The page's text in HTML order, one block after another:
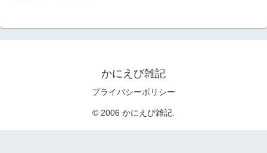
かにえび雑記
プライバシーポリシー
© 2006 かにえび雑記.